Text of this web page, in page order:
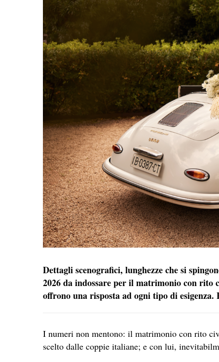
Dettagli scenografici, lunghezze che si
2026 da indossare per il matrimonio con
offrono una risposta ad ogni tipo di esigenza.
I numeri non mentono: il matrimonio con rito
scelto dalle coppie italiane; e con lui,